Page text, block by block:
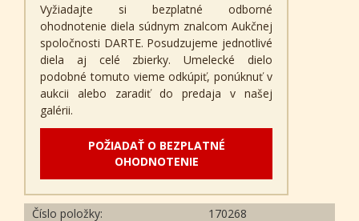
Vyžiadajte si bezplatné odborné
ohodnotenie diela súdnym znalcom Aukčnej
spoločnosti DARTE. Posudzujeme jednotlivé
diela aj celé zbierky. Umelecké dielo
podobné tomuto vieme odkúpiť, ponúknuť v
aukcii alebo zaradiť do predaja v našej
galérii.
POŽIADAŤ O BEZPLATNÉ
OHODNOTENIE
Číslo položky:
170268